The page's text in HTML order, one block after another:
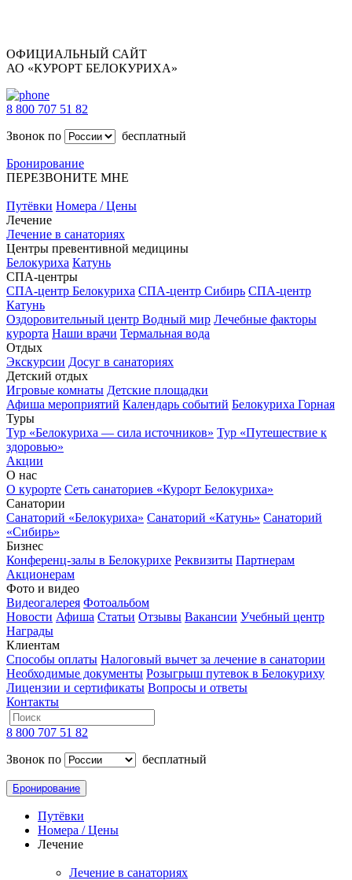
ОФИЦИАЛЬНЫЙ САЙТ
АО «КУРОРТ БЕЛОКУРИХА»
8 800 707 51 82
Звонок по
бесплатный
Бронирование
ПЕРЕЗВОНИТЕ МНЕ
Путёвки Номера / Цены
Лечение
Лечение в санаториях
Центры превентивной медицины
Белокуриха Катунь
СПА-центры
СПА-центр Белокуриха СПА-центр Сибирь СПА-центр
Катунь
Оздоровительный центр Водный мир Лечебные факторы
курорта Наши врачи Термальная вода
Отдых
Экскурсии Досуг в санаториях
Детский отдых
Игровые комнаты Детские площадки
Афиша мероприятий Календарь событий Белокуриха Горная
Туры
Тур «Белокуриха — сила источников» Тур «Путешествие к
здоровью»
Акции
О нас
О курорте Сеть санаториев «Курорт Белокуриха»
Санатории
Санаторий «Белокуриха» Санаторий «Катунь» Санаторий
«Сибирь»
Бизнес
Конференц-залы в Белокурихе Реквизиты Партнерам
Акционерам
Фото и видео
Видеогалерея Фотоальбом
Новости Афиша Статьи Отзывы Вакансии Учебный центр
Награды
Клиентам
Способы оплаты Налоговый вычет за лечение в санатории
Необходимые документы Розыгрыш путевок в Белокуриху
Лицензии и сертификаты Вопросы и ответы
Контакты
8 800 707 51 82
Звонок по
бесплатный
Бронирование
Путёвки
Номера / Цены
Лечение
Лечение в санаториях